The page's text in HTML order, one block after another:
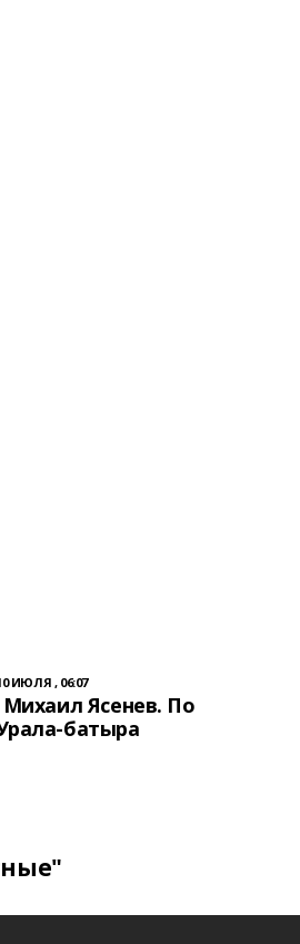
ИЮЛЯ , 06:07
Михаил Ясенев. По
батыра